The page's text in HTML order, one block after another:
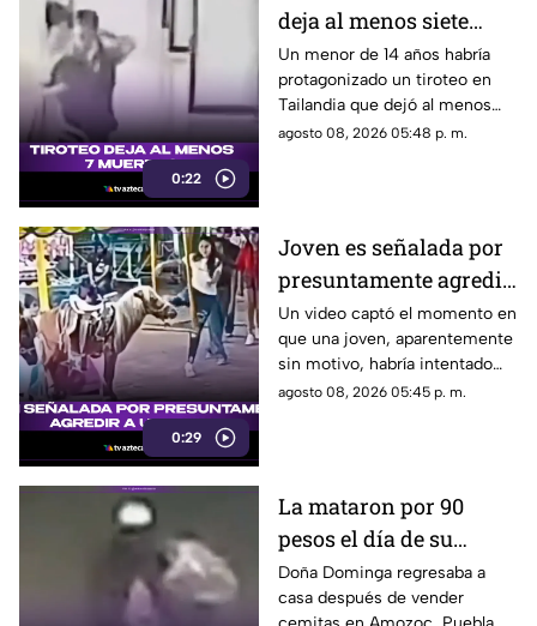
0:22
deja al menos siete
muertos
Un menor de 14 años habría
protagonizado un tiroteo en
Tailandia que dejó al menos
siete personas muertas, entre
agosto 08, 2026 05:48 p. m.
0:29
Joven es señalada por
presuntamente agredir
a un pony en feria de
Pueblo Mágico
Un video captó el momento en
que una joven, aparentemente
sin motivo, habría intentado
agredir a un pequeño pony.
agosto 08, 2026 05:45 p. m.
La mataron por 90
pesos el día de su
cumpleaños; Este es el
caso de Doña Dominga
Doña Dominga regresaba a
casa después de vender